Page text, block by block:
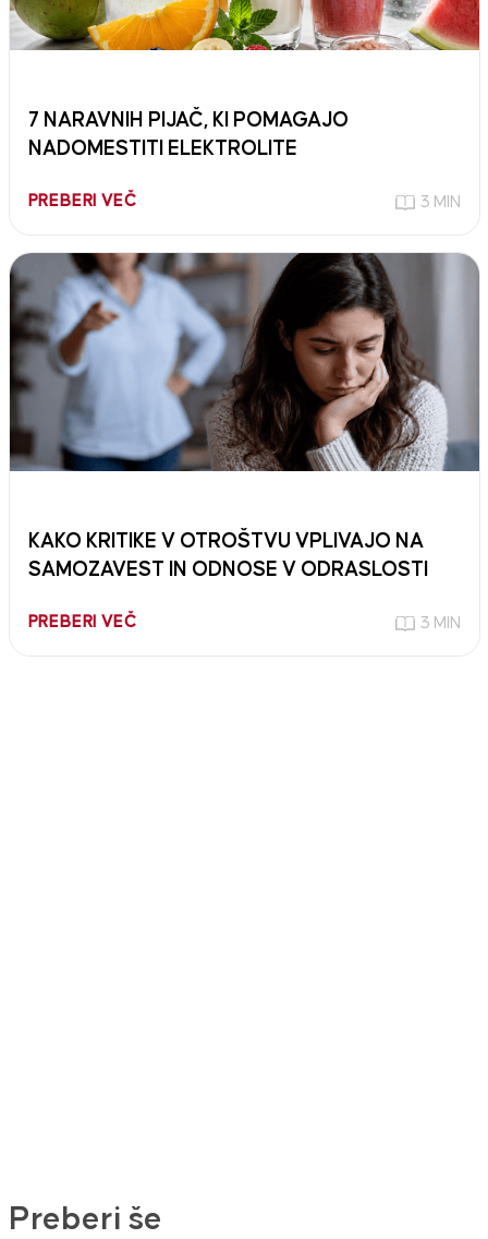
7 NARAVNIH PIJAČ, KI POMAGAJO
NADOMESTITI ELEKTROLITE
PREBERI VEČ 3 MIN
KAKO KRITIKE V OTROŠTVU VPLIVAJO NA
SAMOZAVEST IN ODNOSE V ODRASLOSTI
PREBERI VEČ 3 MIN
Preberi še